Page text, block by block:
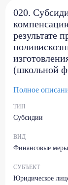
020.
результате
(школьной
Полное
ТИП
Субсидии
ВИД
Финансовые
СУБЪЕКТ
Юридическое